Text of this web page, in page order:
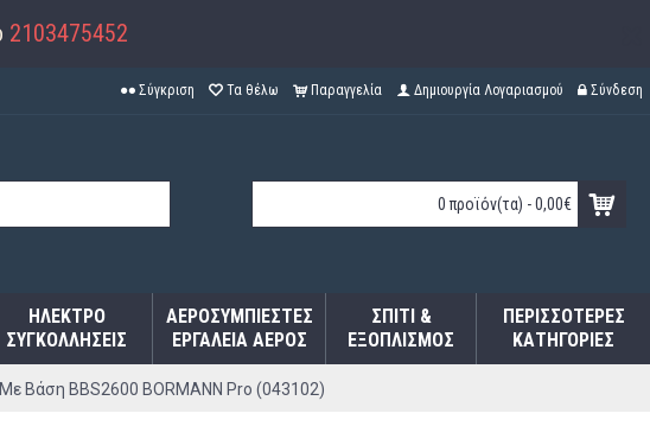
2103475452
Σύγκριση Τα θέλω Παραγγελία Δημιουργία Λογαριασμού Σύνδεση
0 προϊόν(τα) - 0,00€
ΗΛΕΚΤΡΟ
ΣΥΓΚΟΛΛΉΣΕΙΣ
ΑΕΡΟΣΥΜΠΙΕΣΤΈΣ
ΕΡΓΑΛΕΊΑ ΑΈΡΟΣ
ΣΠΊΤΙ &
ΕΞΟΠΛΙΣΜΌΣ
ΠΕΡΙΣΣΌΤΕΡΕΣ
ΚΑΤΗΓΟΡΊΕΣ
Βάση BBS2600 BORMANN Pro (043102)